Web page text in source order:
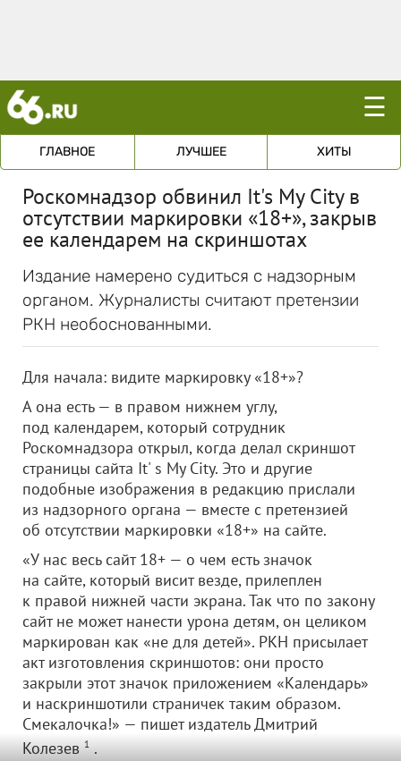
☰
ГЛАВНОЕ ЛУЧШЕЕ ХИТЫ
Роскомнадзор обвинил It's My City в
отсутствии маркировки «18+», закрыв
ее календарем на скриншотах
Издание намерено судиться с надзорным
органом. Журналисты считают претензии
РКН необоснованными.
Для начала: видите маркировку «18+»?
А она есть — в правом нижнем углу,
под календарем, который сотрудник
Роскомнадзора открыл, когда делал скриншот
страницы сайта It' s My City. Это и другие
подобные изображения в редакцию прислали
из надзорного органа — вместе с претензией
об отсутствии маркировки «18+» на сайте.
«У нас весь сайт 18+ — о чем есть значок
на сайте, который висит везде, прилеплен
к правой нижней части экрана. Так что по закону
сайт не может нанести урона детям, он целиком
маркирован как «не для детей». РКН присылает
акт изготовления скриншотов: они просто
закрыли этот значок приложением «Календарь»
и наскриншотили страничек таким образом.
Смекалочка!» — пишет издатель Дмитрий
Колезев1.